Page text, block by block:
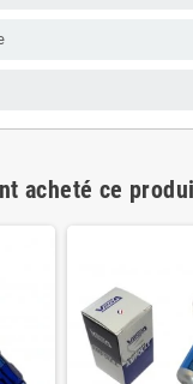
acheté ce